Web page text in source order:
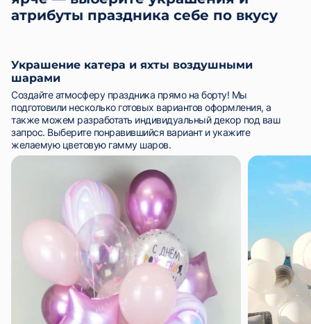
атрибуты праздника себе по вкусу
Украшение катера и яхты воздушными
шарами
Создайте атмосферу праздника прямо на борту! Мы
подготовили несколько готовых вариантов оформления, а
также можем разработать индивидуальный декор под ваш
запрос. Выберите понравившийся вариант и укажите
желаемую цветовую гамму шаров.